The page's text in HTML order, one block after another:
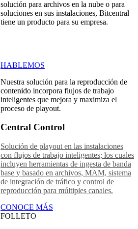
solución para archivos en la nube o para
soluciones en sus instalaciones, Bitcentral
tiene un producto para su empresa.
HABLEMOS
Nuestra solución para la reproducción de
contenido incorpora flujos de trabajo
inteligentes que mejora y maximiza el
proceso de playout.
Central Control
Solución de playout en las instalaciones
con flujos de trabajo inteligentes; los cuales
incluyen herramientas de ingesta de banda
base y basado en archivos, MAM, sistema
de integración de tráfico y control de
reproducción para múltiples canales.
CONOCE MÁS
FOLLETO